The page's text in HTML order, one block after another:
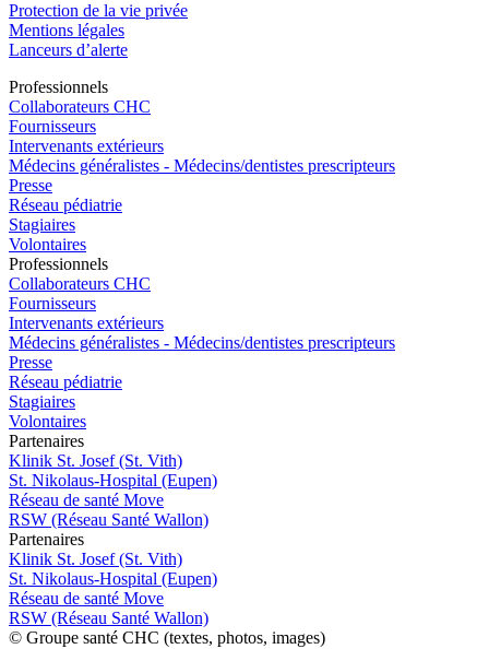
Protection de la vie privée
Mentions légales
Lanceurs d’alerte
Professionnels
Collaborateurs CHC
Fournisseurs
Intervenants extérieurs
Médecins généralistes - Médecins/dentistes prescripteurs
Presse
Réseau pédiatrie
Stagiaires
Volontaires
Professionnels
Collaborateurs CHC
Fournisseurs
Intervenants extérieurs
Médecins généralistes - Médecins/dentistes prescripteurs
Presse
Réseau pédiatrie
Stagiaires
Volontaires
Partenaires
Klinik St. Josef (St. Vith)
St. Nikolaus-Hospital (Eupen)
Réseau de santé Move
RSW (Réseau Santé Wallon)
Partenaires
Klinik St. Josef (St. Vith)
St. Nikolaus-Hospital (Eupen)
Réseau de santé Move
RSW (Réseau Santé Wallon)
© Groupe santé CHC (textes, photos, images)